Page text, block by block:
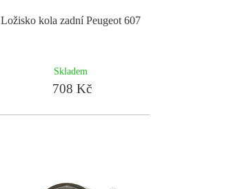
Ložisko kola zadní Peugeot 607
Skladem
708 Kč